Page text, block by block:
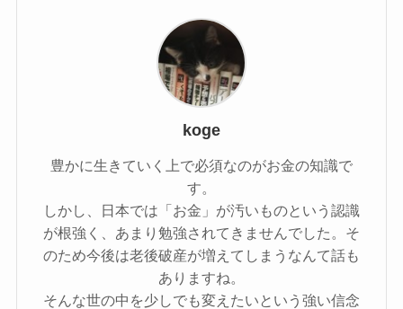
koge
豊かに生きていく上で必須なのがお金の知識で
す。
しかし、日本では「お金」が汚いものという認識
が根強く、あまり勉強されてきませんでした。そ
のため今後は老後破産が増えてしまうなんて話も
ありますね。
そんな世の中を少しでも変えたいという強い信念